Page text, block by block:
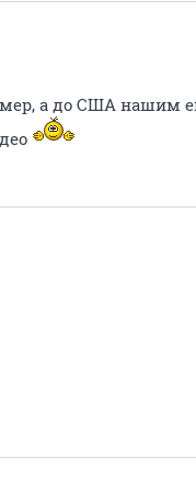
а до США нашим